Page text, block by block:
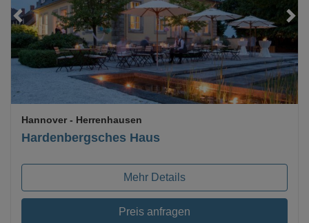
Loading...
Hardenbergsches Haus
Hannover - Herrenhausen
Mehr Details
Preis anfragen